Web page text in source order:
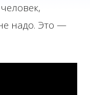
надо. Это —